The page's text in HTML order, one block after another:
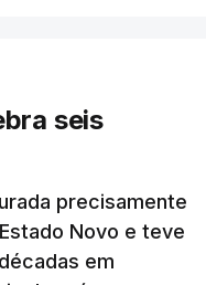
seis
precisamente
Novo e teve
em